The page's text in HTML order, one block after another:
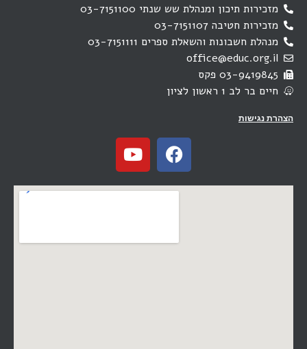
מזכירות תיכון ומנהלת שש שנתי 03-7151100
מזכירות חטיבה 03-7151107
מנהלת חשבונות והשאלת ספרים 03-7151111
office@educ.org.il
03-9419845 פקס
חיים בר לב 1 ראשון לציון
הצהרת נגישות